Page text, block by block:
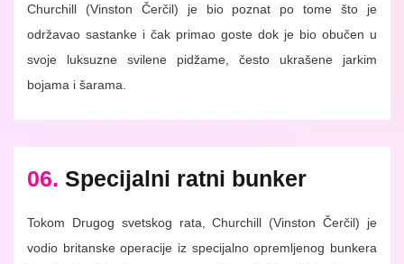
Churchill (Vinston Čerčil) je bio poznat po tome što je
održavao sastanke i čak primao goste dok je bio obučen u
svoje luksuzne svilene pidžame, često ukrašene jarkim
bojama i šarama.
06. Specijalni ratni bunker
Tokom Drugog svetskog rata, Churchill (Vinston Čerčil) je
vodio britanske operacije iz specijalno opremljenog bunkera